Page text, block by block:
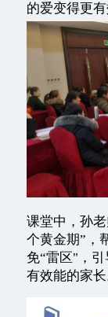
的爱变得更
课堂中，孙
个黄金期”，
免“雷区"，
有效能的家长